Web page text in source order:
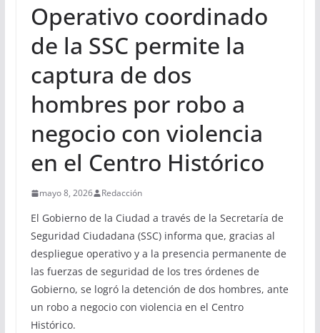
Operativo coordinado
de la SSC permite la
captura de dos
hombres por robo a
negocio con violencia
en el Centro Histórico
mayo 8, 2026 Redacción
El Gobierno de la Ciudad a través de la Secretaría de
Seguridad Ciudadana (SSC) informa que, gracias al
despliegue operativo y a la presencia permanente de
las fuerzas de seguridad de los tres órdenes de
Gobierno, se logró la detención de dos hombres, ante
un robo a negocio con violencia en el Centro
Histórico.